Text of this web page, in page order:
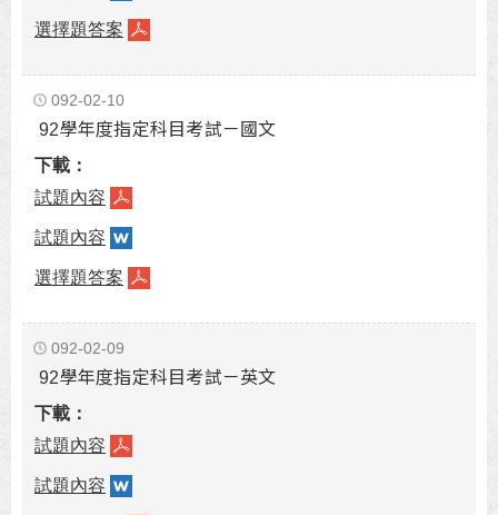
選擇題答案
092-02-10
92學年度指定科目考試－國文
試題內容
試題內容
選擇題答案
092-02-09
92學年度指定科目考試－英文
試題內容
試題內容